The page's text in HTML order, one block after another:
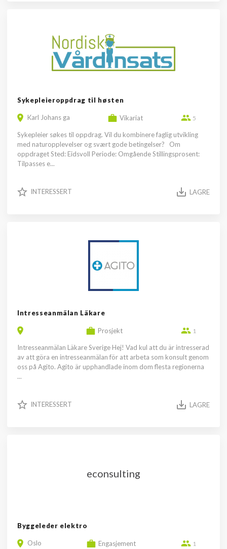
Sykepleieroppdrag til høsten
Karl Johans ga Vikariat 5
Sykepleier søkes til oppdrag. Vil du kombinere faglig utvikling
med naturopplevelser og svært gode betingelser? Om
oppdraget Sted: Eidsvoll Periode: Omgående Stillingsprosent:
Tilpasses e...
INTERESSERT LAGRE
Intresseanmälan Läkare
Prosjekt 1
Intresseanmälan Läkare Sverige Hej! Vad kul att du är intresserad
av att göra en intresseanmälan för att arbeta som konsult genom
oss på Agito. Agito är upphandlade inom dom flesta regionerna
...
INTERESSERT LAGRE
econsulting
Byggeleder elektro
Oslo Engasjement 1